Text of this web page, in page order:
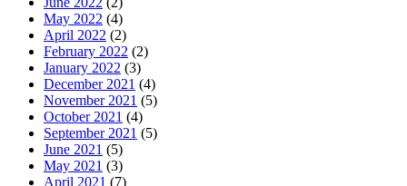
May 2022 (4)
April 2022 (2)
February 2022 (2)
January 2022 (3)
December 2021 (4)
November 2021 (5)
October 2021 (4)
September 2021 (5)
June 2021 (5)
May 2021 (3)
April 2021 (7)